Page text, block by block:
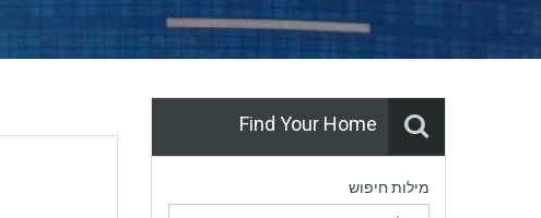
Find Your Home
מילות חיפוש